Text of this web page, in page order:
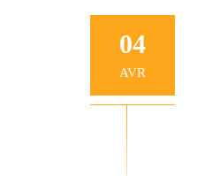
04
AVR